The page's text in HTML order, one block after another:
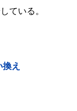
ている。
え